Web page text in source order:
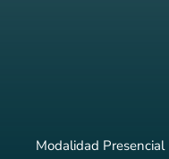
Modalidad Presencial